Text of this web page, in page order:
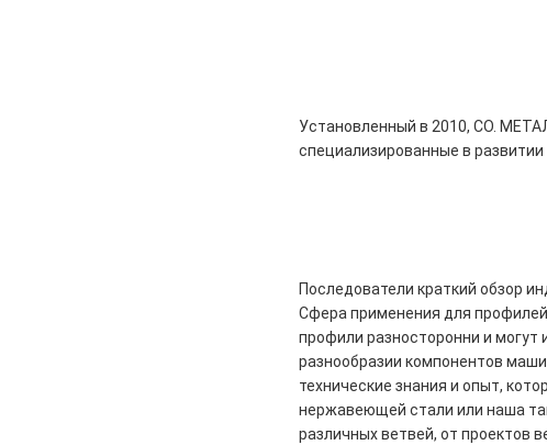
Установленный в 2010, CO.
специализированные в
Последователи краткий обзор
Сфера применения для
профили разносторонни и
разнообразии компонентов
технические знания и опыт,
нержавеющей стали или наша
различных ветвей, от проектов